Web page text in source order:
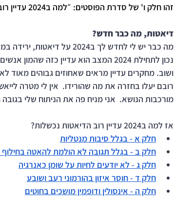
זהו חלק ו' של סדרת הפוסטים: ״למה ב2024 עדיין רוב הדיאטות נכשלות?״
דיאטות, מה כבר חדש?
מה כבר יש לי לחדש לך ב2024 על דיאטות, ירידה במשקל והסיבות שרוב הדיאטות נכשלות?
נכון לתחילת 2024 המצב הוא עדיין
ושוב. מחקרים עדיין מראים שאחוזים גבוהים
רובם יעלו בחזרה את מה שהורידו.  אין לי מטרה
מורכבות הנושא.  אני מניח פה את הניתוח שלי בגובה
אז למה ב2024 עדיין רוב הדיאטות נכשלות?
חלק א - בגלל סיבות מנטליות
חלק ב - בגלל תגובה לא הולמת להאטה בחילוף
חלק ג - לא יודעים לחיות על שומן כאנרגיה
חלק ד - חוסר איזון בהורמוני רעב ושובע
חלק ה - אינסולין ודופמין מושכים בחוטים